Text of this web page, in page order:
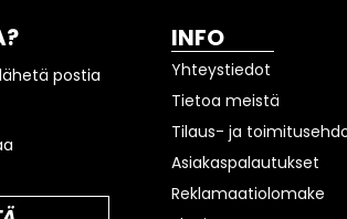
postia
INFO
Yhteystiedot
Tietoa meistä
Tilaus- ja
Asiakaspalautukset
Reklamaatiolomake